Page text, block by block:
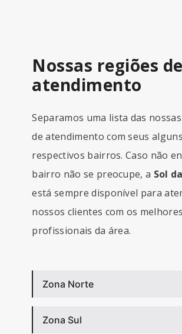
Nossas regiões de
atendimento
Separamos uma lista das
de atendimento com seus
respectivos bairros. Caso não
bairro não se preocupe, a Sol
está sempre disponível para
nossos clientes com os melhores
profissionais da área.
Zona Norte
Zona Sul